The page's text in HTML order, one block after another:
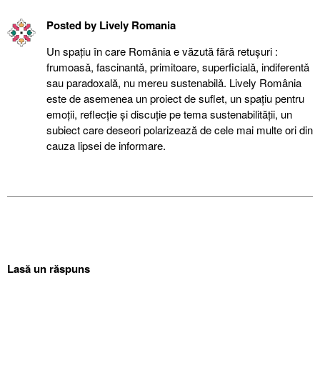
Posted by Lively Romania
Un spațiu în care România e văzută fără retuşuri :
frumoasǎ, fascinantǎ, primitoare, superficialǎ, indiferentǎ
sau paradoxalǎ, nu mereu sustenabilǎ. Lively România
este de asemenea un proiect de suflet, un spațiu pentru
emoții, reflecție şi discuție pe tema sustenabilității, un
subiect care deseori polarizează de cele mai multe ori din
cauza lipsei de informare.
Lasă un răspuns